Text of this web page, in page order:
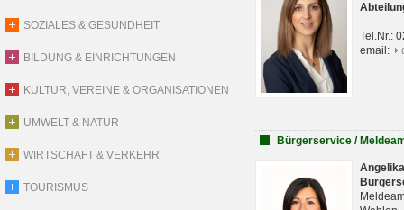
SOZIALES & GESUNDHEIT
BILDUNG & EINRICHTUNGEN
KULTUR, VEREINE & ORGANISATIONEN
UMWELT & NATUR
WIRTSCHAFT & VERKEHR
TOURISMUS
Tel.Nr.:
email:
Bürgerservice /